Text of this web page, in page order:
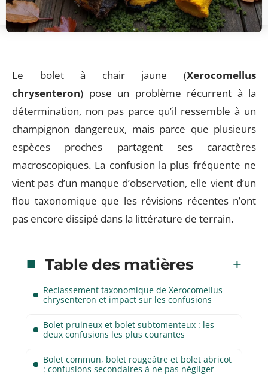
Le bolet à chair jaune (Xerocomellus
chrysenteron) pose un problème récurrent à la
détermination, non pas parce qu’il ressemble à un
champignon dangereux, mais parce que plusieurs
espèces proches partagent ses caractères
macroscopiques. La confusion la plus fréquente ne
vient pas d’un manque d’observation, elle vient d’un
flou taxonomique que les révisions récentes n’ont
pas encore dissipé dans la littérature de terrain.
Table des matières
Reclassement taxonomique de Xerocomellus
chrysenteron et impact sur les confusions
Bolet pruineux et bolet subtomenteux : les
deux confusions les plus courantes
Bolet commun, bolet rougeâtre et bolet abricot
: confusions secondaires à ne pas négliger